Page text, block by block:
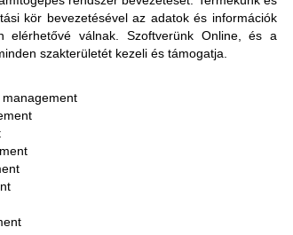
kör bevezetésével az adatok és információk
elérhetővé válnak. Szoftverünk Online, és a
szakterületét kezeli és támogatja.